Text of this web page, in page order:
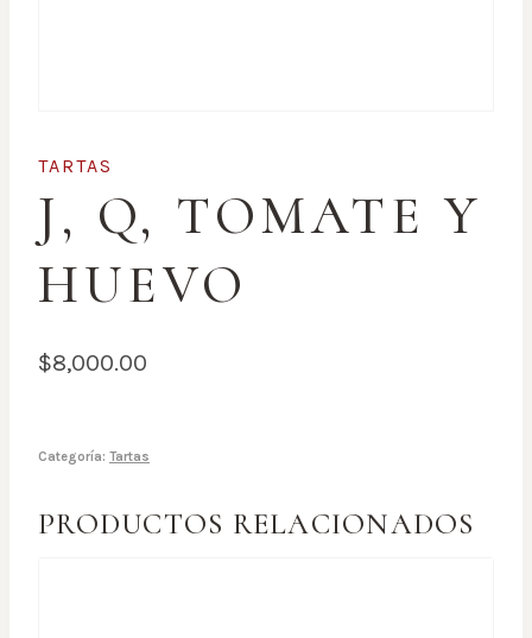
TARTAS
J, Q, TOMATE Y
HUEVO
$8,000.00
Categoría: Tartas
PRODUCTOS RELACIONADOS